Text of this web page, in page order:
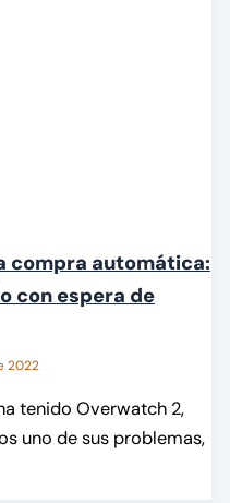
compra automática:
con espera de
2022
tenido Overwatch 2,
uno de sus problemas,